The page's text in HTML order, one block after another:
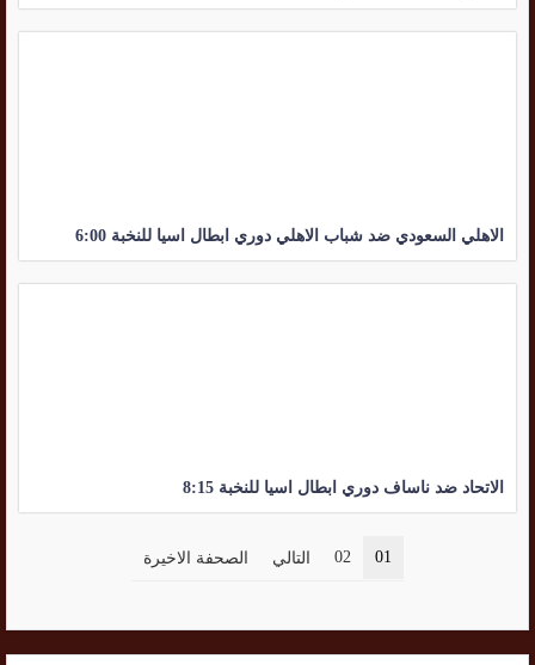
الاهلي السعودي ضد شباب الاهلي دوري ابطال اسيا للنخبة 6:00
الاتحاد ضد ناساف دوري ابطال اسيا للنخبة 8:15
01
02 التالي الصحفة الاخيرة